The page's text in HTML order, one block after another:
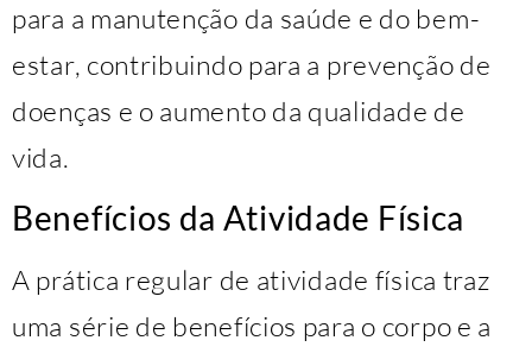
para a manutenção da saúde e do bem-
estar, contribuindo para a prevenção de
doenças e o aumento da qualidade de
vida.
Benefícios da Atividade Física
A prática regular de atividade física traz
uma série de benefícios para o corpo e a